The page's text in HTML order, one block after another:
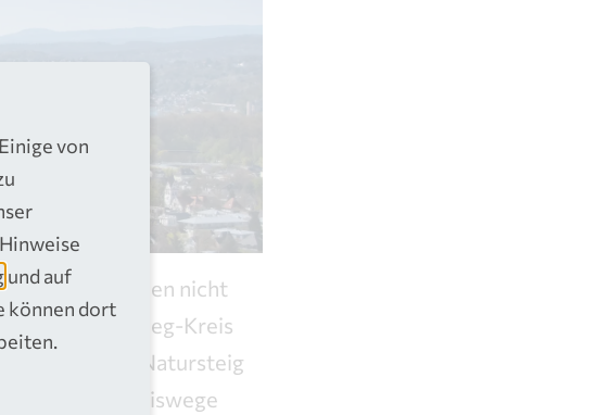
Naturerleben nicht
Der Rhein-Sieg-Kreis
der „Natursteig
die „Erlebniswege
von
und auf
können dort